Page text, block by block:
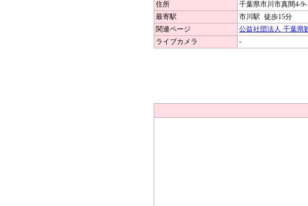
住所
千葉県市川市真間4-9-
最寄駅
市川駅 徒歩15分
関連ページ
公益社団法人 千葉県
ライブカメラ
-